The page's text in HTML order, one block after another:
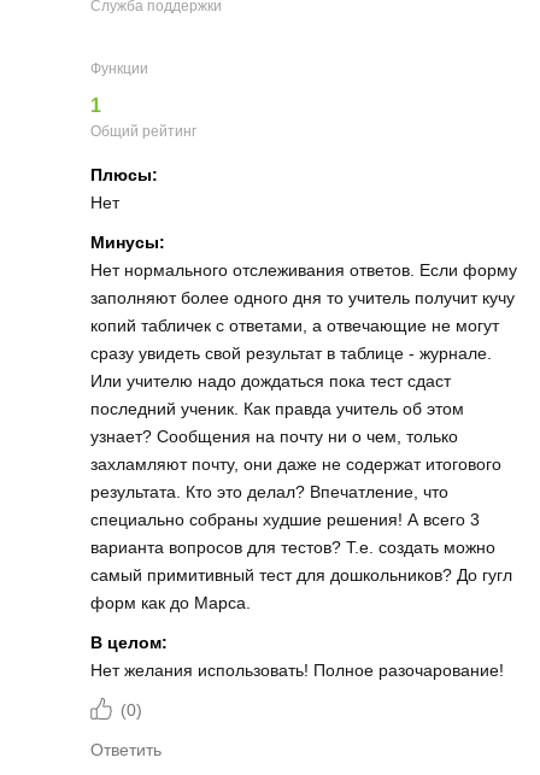
Служба поддержки
Функции
1
Общий рейтинг
Плюсы:
Нет
Минусы:
Нет нормального отслеживания ответов. Если форму
заполняют более одного дня то учитель получит кучу
копий табличек с ответами, а отвечающие не могут
сразу увидеть свой результат в таблице - журнале.
Или учителю надо дождаться пока тест сдаст
последний ученик. Как правда учитель об этом
узнает? Сообщения на почту ни о чем, только
захламляют почту, они даже не содержат итогового
результата. Кто это делал? Впечатление, что
специально собраны худшие решения! А всего 3
варианта вопросов для тестов? Т.е. создать можно
самый примитивный тест для дошкольников? До гугл
форм как до Марса.
В целом:
Нет желания использовать! Полное разочарование!
(0)
Ответить